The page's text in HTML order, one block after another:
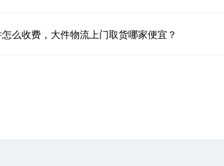
么收费，大件物流上门取货哪家便宜？